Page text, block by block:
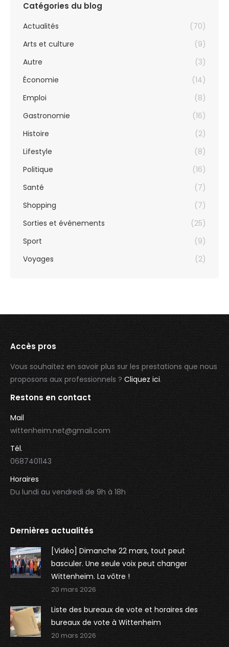
Catégories du blog
Actualités
(70)
Arts et culture
(9)
Autre
(3)
Économie
(14)
Emploi
(8)
Gastronomie
(16)
Histoire
(2)
Lifestyle
(8)
Politique
(16)
Santé
(7)
Shopping
(7)
Sorties et événements
(25)
Sport
(9)
Voyages
(2)
Accès pros
Vous souhaitez en savoir plus sur les prestations que nous
proposons aux professionnels ?Cliquez ici.
Restons en contact
Mail
wittenheim.net@gmail.com
Tél.
0687401143
Horaires
Du lundi au vendredi de 9h à 18h
Dernières actualités
[Vidéo] Dimanche 22 mars, tout peut
basculer. Une seule voix peut changer
Wittenheim. La vôtre !
20 mars 2026
Liste des bureaux de vote et horaires des
bureaux de vote à Wittenheim
20 mars 2026